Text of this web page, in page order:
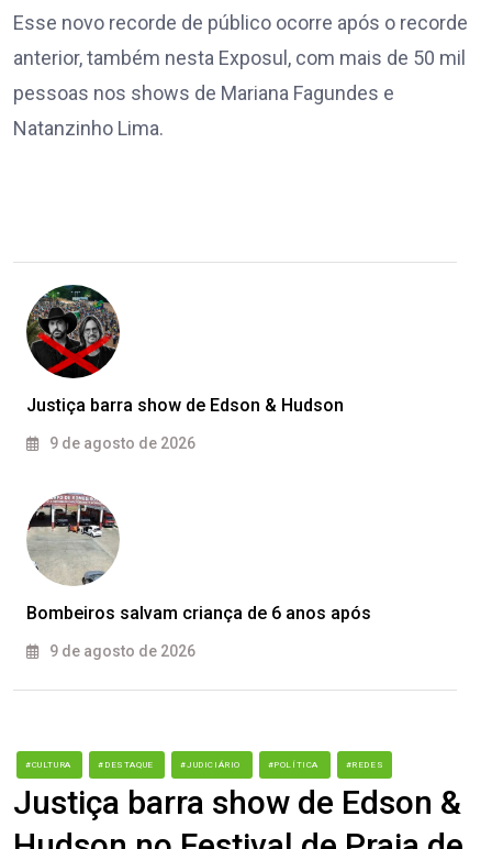
Esse novo recorde de público ocorre após o recorde
anterior, também nesta Exposul, com mais de 50 mil
pessoas nos shows de Mariana Fagundes e
Natanzinho Lima.
Justiça barra show de Edson & Hudson
9 de agosto de 2026
Bombeiros salvam criança de 6 anos após
9 de agosto de 2026
#CULTURA #DESTAQUE #JUDICIÁRIO #POLÍTICA #REDES
Justiça barra show de Edson &